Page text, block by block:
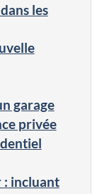
les
garage
privée
: incluant